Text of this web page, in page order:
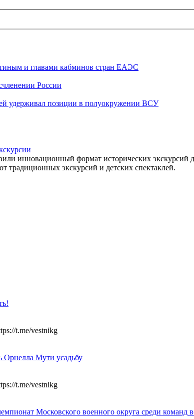
и главами кабминов стран ЕАЭС
России
удерживал позиции в полуокружении ВСУ
инновационный формат исторических
традиционных экскурсий и детских спектаклей.
t.me/vestnikg
Орнелла Мути усадьбу
t.me/vestnikg
Московского военного округа среди команд